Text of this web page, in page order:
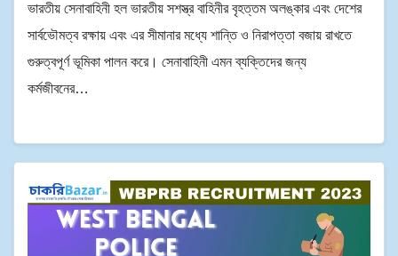
ভারতীয় সেনাবাহিনী হল ভারতীয় সশস্ত্র বাহিনীর বৃহত্তম অলঙ্কার এবং দেশের
সার্বভৌমত্ব রক্ষায় এবং এর সীমানার মধ্যে শান্তি ও নিরাপত্তা বজায় রাখতে
গুরুত্বপূর্ণ ভূমিকা পালন করে। সেনাবাহিনী এমন ব্যক্তিদের জন্য
কর্মজীবনের…